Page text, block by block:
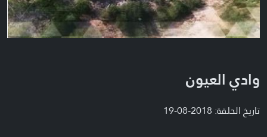
وادي العيون
تاريخ الحلقة: 2018-08-19